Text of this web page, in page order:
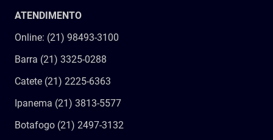
ATENDIMENTO
Online: (21) 98493-3100
Barra (21) 3325-0288
Catete (21) 2225-6363
Ipanema (21) 3813-5577
Botafogo (21) 2497-3132